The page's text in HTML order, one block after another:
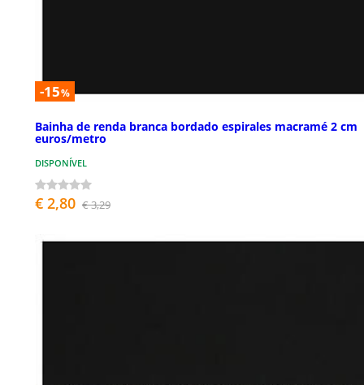
-15%
Bainha de renda branca bordado espirales macramé 2 cm
euros/metro
DISPONÍVEL
€ 2,80 € 3,29